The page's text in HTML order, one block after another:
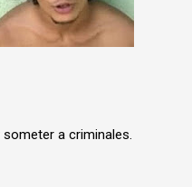
someter a criminales.